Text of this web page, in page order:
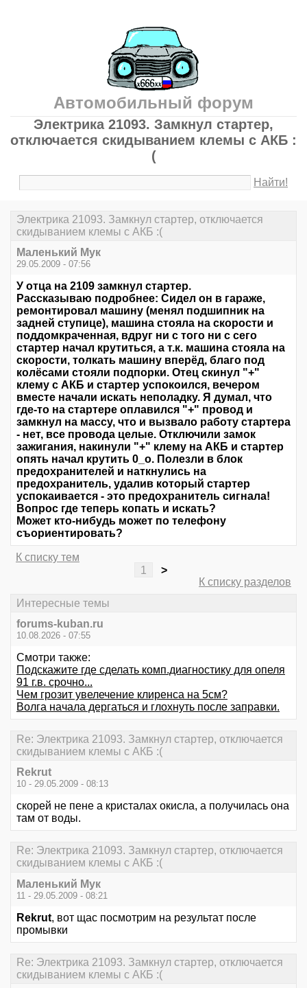
Автомобильный форум
Электрика 21093. Замкнул стартер,
отключается скидыванием клемы с АКБ :
(
Найти!
Электрика 21093. Замкнул стартер, отключается
скидыванием клемы с АКБ :(
Маленький Мук
29.05.2009 - 07:56
У отца на 2109 замкнул стартер.
Рассказываю подробнее: Сидел он в гараже,
ремонтировал машину (менял подшипник на
задней ступице), машина стояла на скорости и
поддомкраченная, вдруг ни с того ни с сего
стартер начал крутиться, а т.к. машина стояла на
скорости, толкать машину вперёд, благо под
колёсами стояли подпорки. Отец скинул "+"
клему с АКБ и стартер успокоился, вечером
вместе начали искать неполадку. Я думал, что
где-то на стартере оплавился "+" провод и
замкнул на массу, что и вызвало работу стартера
- нет, все провода целые. Отключили замок
зажигания, накинули "+" клему на АКБ и стартер
опять начал крутить 0_о. Полезли в блок
предохранителей и наткнулись на
предохранитель, удалив который стартер
успокаивается - это предохранитель сигнала!
Вопрос где теперь копать и искать?
Может кто-нибудь может по телефону
съориентировать?
К списку тем
1
>
К списку разделов
Интересные темы
forums-kuban.ru
10.08.2026 - 07:55
Смотри также:
Подскажите где сделать комп.диагностику для опеля
91 г.в. срочно...
Чем грозит увелечение клиренса на 5см?
Волга начала дергаться и глохнуть после заправки.
Re: Электрика 21093. Замкнул стартер, отключается
скидыванием клемы с АКБ :(
Rekrut
10 - 29.05.2009 - 08:13
скорей не пене а кристалах окисла, а получилась она
там от воды.
Re: Электрика 21093. Замкнул стартер, отключается
скидыванием клемы с АКБ :(
Маленький Мук
11 - 29.05.2009 - 08:21
Rekrut, вот щас посмотрим на результат после
промывки
Re: Электрика 21093. Замкнул стартер, отключается
скидыванием клемы с АКБ :(